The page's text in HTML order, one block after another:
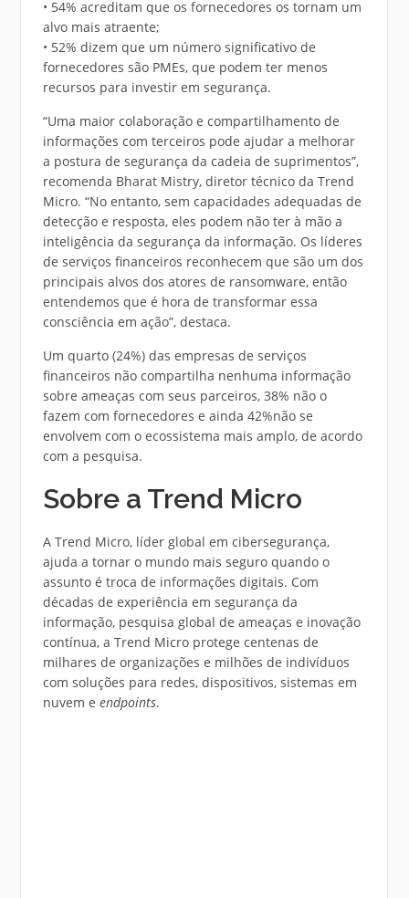
• 54% acreditam que os fornecedores os tornam um
alvo mais atraente;
• 52% dizem que um número significativo de
fornecedores são PMEs, que podem ter menos
recursos para investir em segurança.
“Uma maior colaboração e compartilhamento de
informações com terceiros pode ajudar a melhorar
a postura de segurança da cadeia de suprimentos”,
recomenda Bharat Mistry, diretor técnico da Trend
Micro. “No entanto, sem capacidades adequadas de
detecção e resposta, eles podem não ter à mão a
inteligência da segurança da informação. Os líderes
de serviços financeiros reconhecem que são um dos
principais alvos dos atores de ransomware, então
entendemos que é hora de transformar essa
consciência em ação”, destaca.
Um quarto (24%) das empresas de serviços
financeiros não compartilha nenhuma informação
sobre ameaças com seus parceiros, 38% não o
fazem com fornecedores e ainda 42%não se
envolvem com o ecossistema mais amplo, de acordo
com a pesquisa.
Sobre a Trend Micro
A Trend Micro, líder global em cibersegurança,
ajuda a tornar o mundo mais seguro quando o
assunto é troca de informações digitais. Com
décadas de experiência em segurança da
informação, pesquisa global de ameaças e inovação
contínua, a Trend Micro protege centenas de
milhares de organizações e milhões de indivíduos
com soluções para redes, dispositivos, sistemas em
nuvem e endpoints.